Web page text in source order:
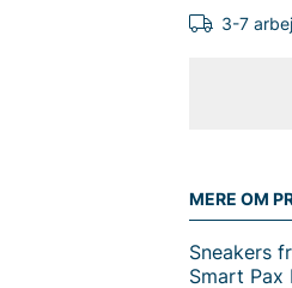
3-7
MERE OM
Sneakers
Smart Pax